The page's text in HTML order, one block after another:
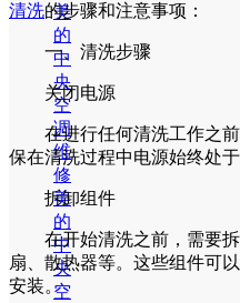
美
的
中
央
空
调
维
修
美
的
中
央
空
清洗的步骤和注意事项：
一、清洗步骤
关闭电源
在进行任何清洗工作之前
保在清洗过程中电源始终处于
拆卸组件
在开始清洗之前，需要拆
扇、散热器等。这些组件可
安装。